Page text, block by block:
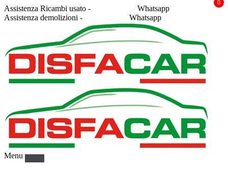
Assistenza Ricambi usato -
Whatsapp
Assistenza demolizioni -
Whatsapp
Menu
0